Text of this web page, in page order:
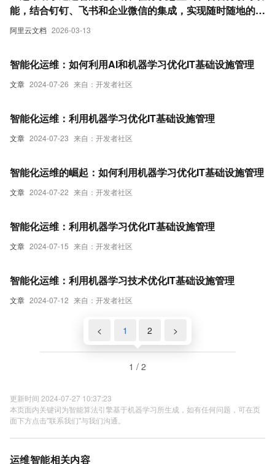
阿里云文档 2026-03-13
能，结合钉钉、飞书和企业微信的集成，实现随时随地的高
效运维管理。
文章 2024-07-26 来自：开发者社区
智能化运维：如何利用AI和机器学习优化IT基础设施管理
文章 2024-07-23 来自：开发者社区
智能化运维：利用机器学习优化IT基础设施管理
文章 2024-07-22 来自：开发者社区
智能化运维的崛起：如何利用机器学习优化IT基础设施管理
文章 2024-07-15 来自：开发者社区
智能化运维：利用机器学习优化IT基础设施管理
文章 2024-07-12 来自：开发者社区
智能化运维：利用机器学习技术优化IT基础设施管理
< 1 2 >
1 / 2
更新时间 2024-07-27 10:37:23
本页面内关键词为智能算法引擎基于机器学习所生成，如有任何问题，可在页
面下方点击"联系我们"与我们沟通。
运维智能相关内容